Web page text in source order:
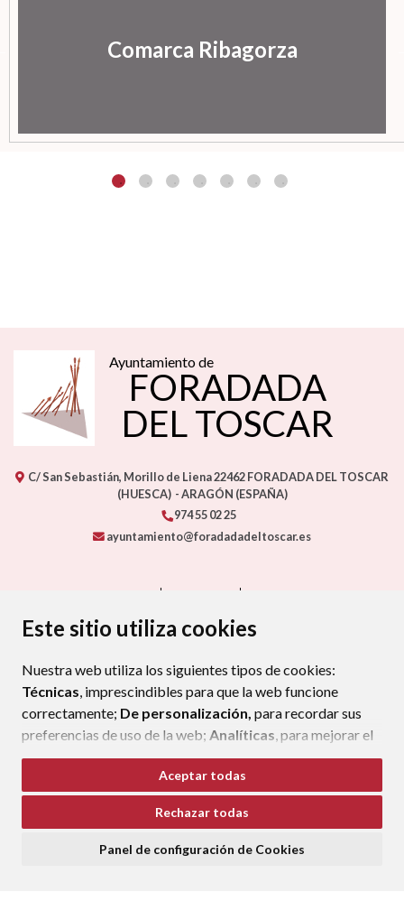
Este sitio utiliza cookies
Nuestra web utiliza los siguientes tipos de cookies:
Técnicas, imprescindibles para que la web funcione
correctamente; De personalización, para recordar sus
preferencias de uso de la web; Analíticas, para mejorar el
funcionamiento de la web y sus servicios.
Si acepta pulsando el botón“Aceptar todas”
consideramos que acepta su uso. Si pulsa el botón
ninguna acción, se guardarán las cookies técnicas
Aceptar todas
Rechazar todas
Panel de configuración de Cookies
Comarca Ribagorza
Ayuntamiento de
FORADADA
DEL TOSCAR
C/ San Sebastián, Morillo de Liena22462FORADADA DEL TOSCAR
(HUESCA) - ARAGÓN (ESPAÑA)
974 55 02 25
ayuntamiento@foradadadeltoscar.es
PROTECCIÓN DE DATOS
POLÍTICA DE COOKIES